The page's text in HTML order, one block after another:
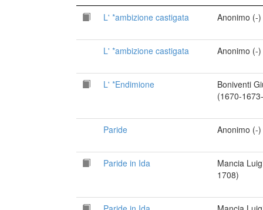
L' *ambizione castigata
Anonimo (-)
L' *ambizione castigata Anonimo (-)
L' *Endimione
Boniventi
(1670-
Paride Anonimo (-)
Paride in Ida
Mancia
1708)